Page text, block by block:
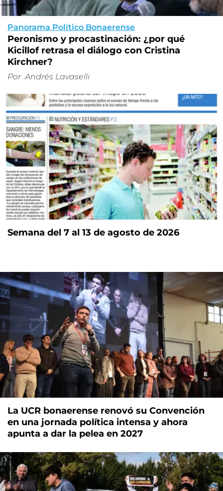
Panorama Político Bonaerense
Peronismo y procastinación: ¿por qué
Kicillof retrasa el diálogo con Cristina
Kirchner?
Por Andrés Lavaselli
Semana del 7 al 13 de agosto de 2026
La UCR bonaerense renovó su Convención
en una jornada política intensa y ahora
apunta a dar la pelea en 2027